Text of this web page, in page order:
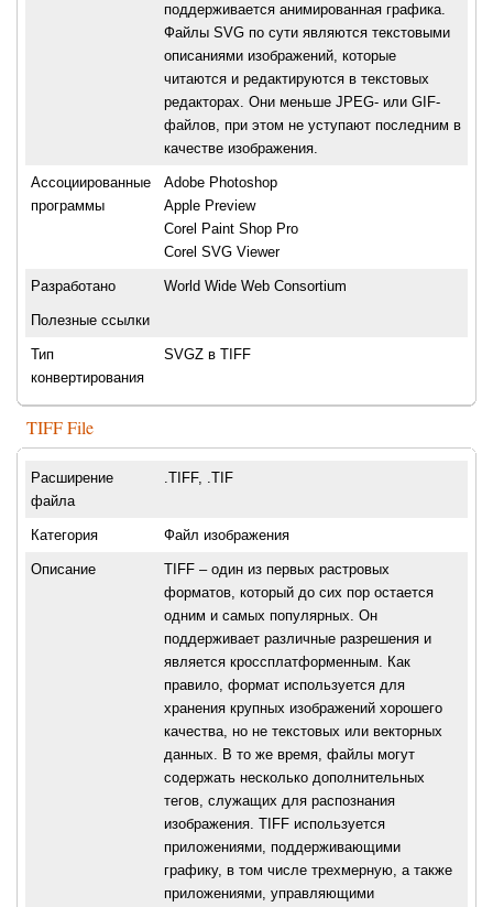
поддерживается анимированная графика.
Файлы SVG по сути являются текстовыми
описаниями изображений, которые
читаются и редактируются в текстовых
редакторах. Они меньше JРEG- или GIF-
файлов, при этом не уступают последним в
качестве изображения.
Ассоциированные
программы
Adobe Photoshop
Apple Preview
Corel Paint Shop Pro
Corel SVG Viewer
Разработано World Wide Web Consortium
Полезные ссылки
Тип
конвертирования
SVGZ в TIFF
TIFF File
Расширение
файла
.TIFF, .TIF
Категория Файл изображения
Описание
TIFF – один из первых растровых
форматов, который до сих пор остается
одним и самых популярных. Он
поддерживает различные разрешения и
является кроссплатформенным. Как
правило, формат используется для
хранения крупных изображений хорошего
качества, но не текстовых или векторных
данных. В то же время, файлы могут
содержать несколько дополнительных
тегов, служащих для распознания
изображения. TIFF используется
приложениями, поддерживающими
графику, в том числе трехмерную, а также
приложениями, управляющими